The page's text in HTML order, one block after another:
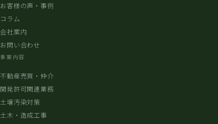
お客様の声・事例
コラム
会社案内
お問い合わせ
事業内容
不動産売買・仲介
開発許可関連業務
土壌汚染対策
土木・造成工事